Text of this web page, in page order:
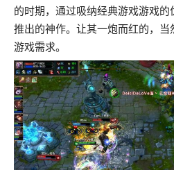
的时期，通过吸纳经典游戏游戏
推出的神作。让其一炮而红的，
游戏需求。